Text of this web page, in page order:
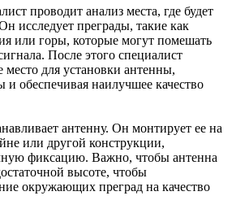
проводит анализ места, где будет
исследует преграды, такие как
или горы, которые могут помешать
После этого специалист
место для установки антенны,
и обеспечивая наилучшее качество
антенну. Он монтирует ее на
или другой конструкции,
фиксацию. Важно, чтобы антенна
высоте, чтобы
окружающих преград на качество